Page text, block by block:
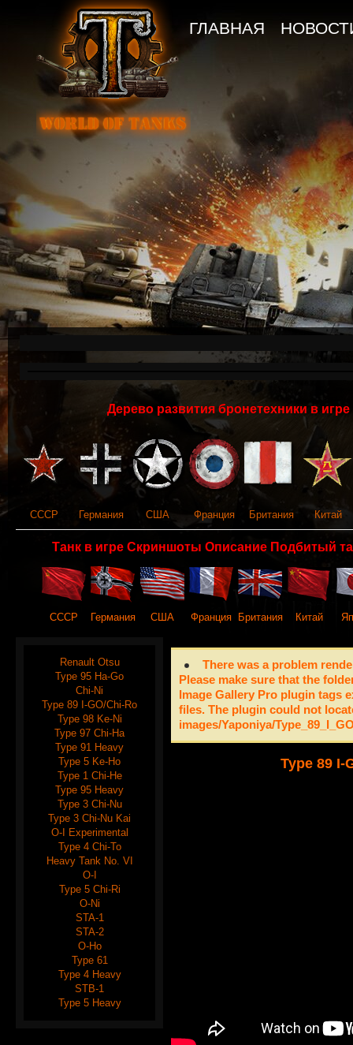
ГЛАВНАЯ
Дерево развития бронетехники в
СССР Германия США Франция Британия Китай
Танк в игре Скриншоты Описание Подбитый
СССР Германия США Франция Британия Китай
Renault Otsu
Type 95 Ha-Go
Chi-Ni
Type 89 I-GO/Chi-Ro
Type 98 Ke-Ni
Type 97 Chi-Ha
Type 91 Heavy
Type 5 Ke-Ho
Type 1 Chi-He
Type 95 Heavy
Type 3 Chi-Nu
Type 3 Chi-Nu Kai
O-I Experimental
Type 4 Chi-To
Heavy Tank No. VI
O-I
Type 5 Chi-Ri
O-Ni
STA-1
STA-2
O-Ho
Type 61
Type 4 Heavy
STB-1
Type 5 Heavy
There was a problem
Please make sure that the
Image Gallery Pro plugin tags
files. The plugin could not
images/Yaponiya/
Type 89 I-